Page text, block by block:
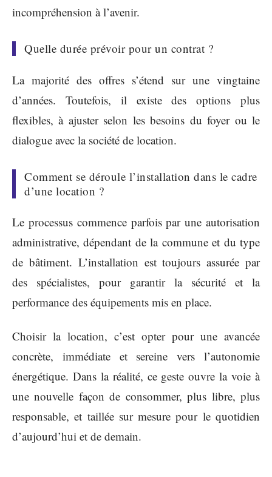
incompréhension à l’avenir.
Quelle durée prévoir pour un contrat ?
La majorité des offres s’étend sur une vingtaine
d’années. Toutefois, il existe des options plus
flexibles, à ajuster selon les besoins du foyer ou le
dialogue avec la société de location.
Comment se déroule l’installation dans le cadre
d’une location ?
Le processus commence parfois par une autorisation
administrative, dépendant de la commune et du type
de bâtiment. L’installation est toujours assurée par
des spécialistes, pour garantir la sécurité et la
performance des équipements mis en place.
Choisir la location, c’est opter pour une avancée
concrète, immédiate et sereine vers l’autonomie
énergétique. Dans la réalité, ce geste ouvre la voie à
une nouvelle façon de consommer, plus libre, plus
responsable, et taillée sur mesure pour le quotidien
d’aujourd’hui et de demain.